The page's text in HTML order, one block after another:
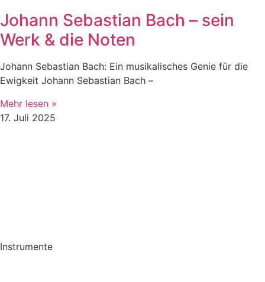
Johann Sebastian Bach – sein
Werk & die Noten
Johann Sebastian Bach: Ein musikalisches Genie für die
Ewigkeit Johann Sebastian Bach –
Mehr lesen »
17. Juli 2025
Instrumente